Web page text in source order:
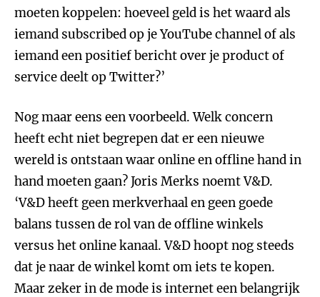
moeten koppelen: hoeveel geld is het waard als
iemand subscribed op je YouTube channel of als
iemand een positief bericht over je product of
service deelt op Twitter?’
Nog maar eens een voorbeeld. Welk concern
heeft echt niet begrepen dat er een nieuwe
wereld is ontstaan waar online en offline hand in
hand moeten gaan? Joris Merks noemt V&D.
‘V&D heeft geen merkverhaal en geen goede
balans tussen de rol van de offline winkels
versus het online kanaal. V&D hoopt nog steeds
dat je naar de winkel komt om iets te kopen.
Maar zeker in de mode is internet een belangrijk